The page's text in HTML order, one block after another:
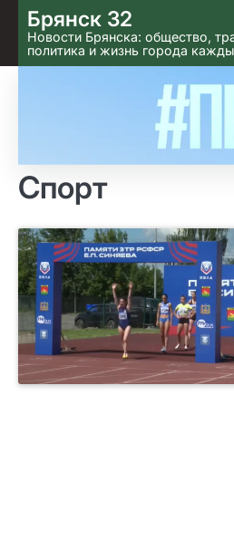
Skip
to content
Брянск 32
Новости Брянска: общество,
политика и жизнь города
Спорт